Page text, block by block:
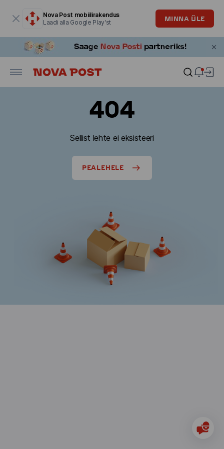
Nova Post mobiilirakendus
Laadi alla Google Play'st
MINNA ÜLE
404
Sellist lehte ei eksisteeri
PEALEHELE